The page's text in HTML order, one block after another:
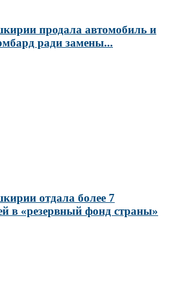
продала автомобиль и
ради замены...
отдала более 7
в «резервный фонд страны»